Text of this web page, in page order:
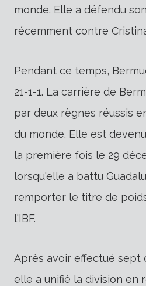
monde. Elle a défendu
récemment contre
Pendant ce temps,
21-1-1. La carrière de
par deux règnes réussis
du monde. Elle est
la première fois le 29
lorsqu'elle a battu
remporter le titre de
l'IBF.
Après avoir effectué sept
elle a unifié la division en